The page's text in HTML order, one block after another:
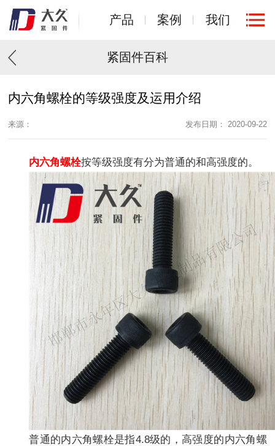
产品 案例 我们
紧固件百科
内六角螺栓的等级强度及运用介绍
来源： 发布日期： 2020-09-22
内六角螺栓按等级强度有分为普通的和高强度的。
普通的内六角螺栓是指4.8级的，高强度的内六角螺